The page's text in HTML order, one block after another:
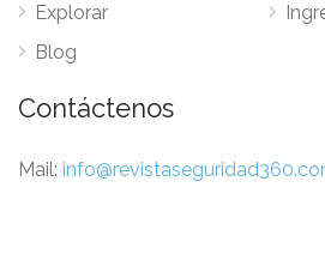
Explorar
Blog
Contáctenos
Mail: